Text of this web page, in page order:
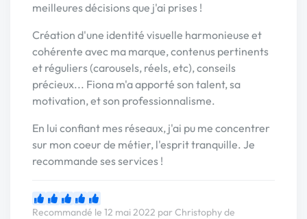
meilleures décisions que j'ai prises !
Création d'une identité visuelle harmonieuse et
cohérente avec ma marque, contenus pertinents
et réguliers (carousels, réels, etc), conseils
précieux... Fiona m'a apporté son talent, sa
motivation, et son professionnalisme.
En lui confiant mes réseaux, j'ai pu me concentrer
sur mon coeur de métier, l'esprit tranquille. Je
recommande ses services !
Recommandé le 12 mai 2022 par Christophy de